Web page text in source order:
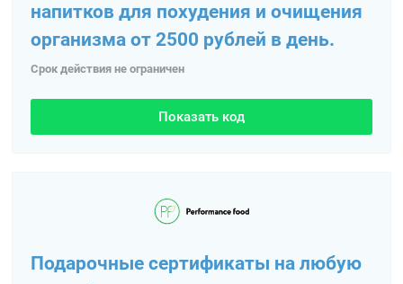
напитков для похудения и очищения
организма от 2500 рублей в день.
Срок действия не ограничен
Показать код
Подарочные сертификаты на любую